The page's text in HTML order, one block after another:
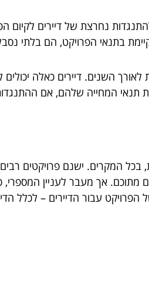
נחרצת של דיירים לקיום
בתנאי הפרויקט, הם בלתי
לאורך השנים. דיירים כאלה
המחייה שלהם, אם ההתנגדות
אך מעבר לעניין המספרי,
עבור הדיירים – לכלל